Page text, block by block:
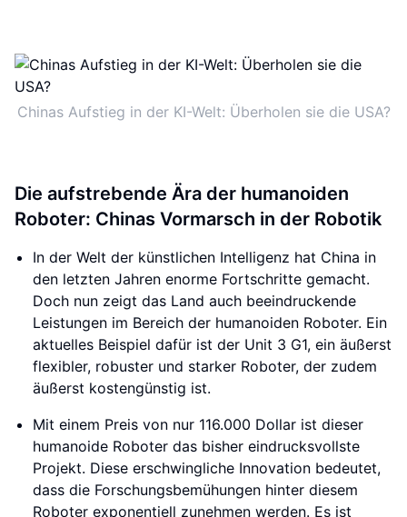
Chinas Aufstieg in der KI-Welt: Überholen sie die USA?
Die aufstrebende Ära der humanoiden
Roboter: Chinas Vormarsch in der Robotik
In der Welt der künstlichen Intelligenz hat China in
den letzten Jahren enorme Fortschritte gemacht.
Doch nun zeigt das Land auch beeindruckende
Leistungen im Bereich der humanoiden Roboter. Ein
aktuelles Beispiel dafür ist der Unit 3 G1, ein äußerst
flexibler, robuster und starker Roboter, der zudem
äußerst kostengünstig ist.
Mit einem Preis von nur 116.000 Dollar ist dieser
humanoide Roboter das bisher eindrucksvollste
Projekt. Diese erschwingliche Innovation bedeutet,
dass die Forschungsbemühungen hinter diesem
Roboter exponentiell zunehmen werden. Es ist